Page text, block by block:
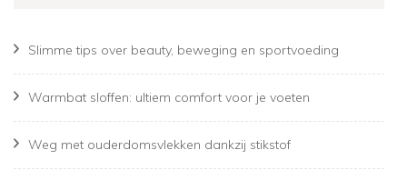
Slimme tips over beauty, beweging en sportvoeding
Warmbat sloffen: ultiem comfort voor je voeten
Weg met ouderdomsvlekken dankzij stikstof